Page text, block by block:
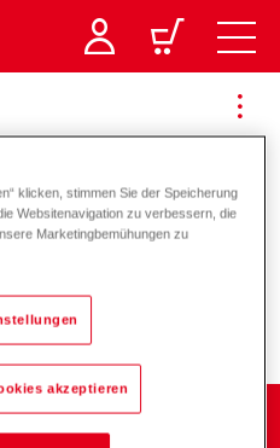
Energie und
klicken, stimmen Sie der Speicherung
Websitenavigation zu verbessern, die
Marketingbemühungen zu
akzeptieren